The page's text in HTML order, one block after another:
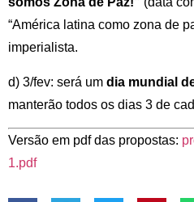
“América latina como zona de
imperialista.
d) 3/fev: será um dia mundial
manterão todos os dias 3 de
Versão em pdf das propostas:
1.pdf